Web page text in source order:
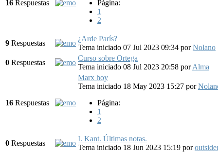
16 Respuestas
Página:
1
2
9 Respuestas
¿Arde París?
Tema iniciado 07 Jul 2023 09:34 porNolano
0 Respuestas
Curso sobre Ortega
Tema iniciado 08 Jul 2023 20:58 porAlma
16 Respuestas
Marx hoy
Tema iniciado 18 May 2023 15:27 por
Página:
1
2
0 Respuestas
I. Kant. Últimas notas.
Tema iniciado 18 Jun 2023 15:19 por